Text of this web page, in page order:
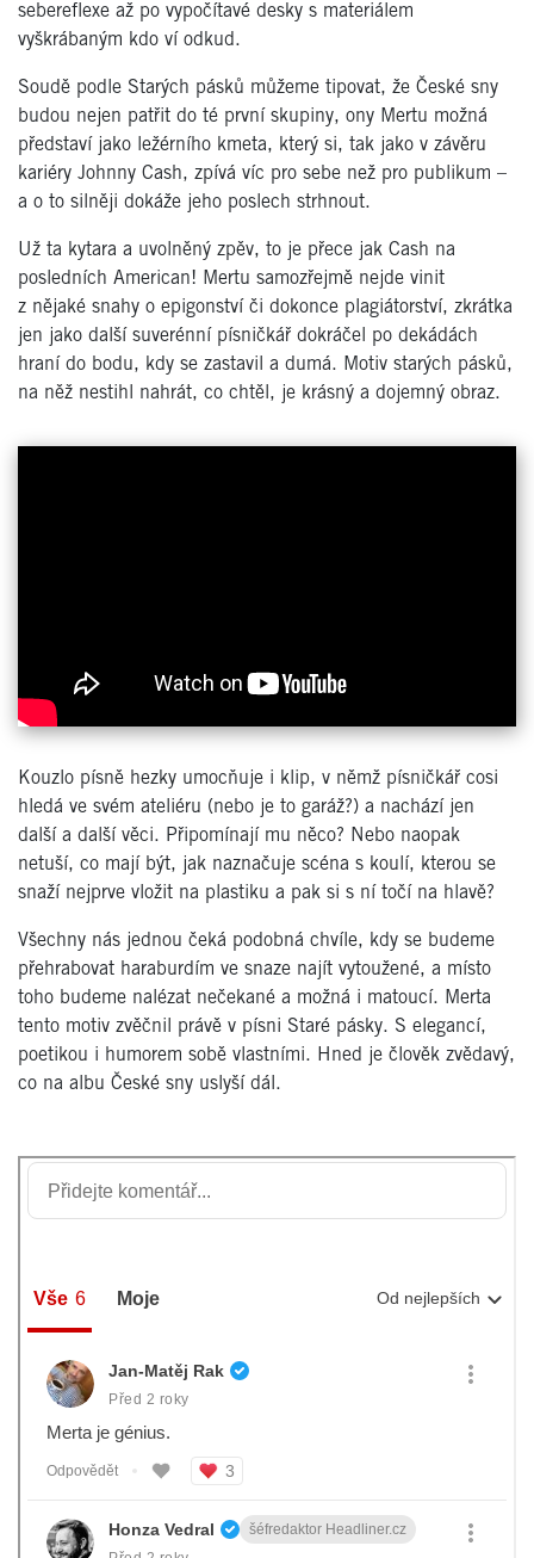
sebereflexe až po vypočítavé desky s materiálem
vyškrábaným kdo ví odkud.
Soudě podle Starých pásků můžeme tipovat, že České sny
budou nejen patřit do té první skupiny, ony Mertu možná
představí jako ležérního kmeta, který si, tak jako v závěru
kariéry Johnny Cash, zpívá víc pro sebe než pro publikum –
a o to silněji dokáže jeho poslech strhnout.
Už ta kytara a uvolněný zpěv, to je přece jak Cash na
posledních American! Mertu samozřejmě nejde vinit
z nějaké snahy o epigonství či dokonce plagiátorství, zkrátka
jen jako další suverénní písničkář dokráčel po dekádách
hraní do bodu, kdy se zastavil a dumá. Motiv starých pásků,
na něž nestihl nahrát, co chtěl, je krásný a dojemný obraz.
Kouzlo písně hezky umocňuje i klip, v němž písničkář cosi
hledá ve svém ateliéru (nebo je to garáž?) a nachází jen
další a další věci. Připomínají mu něco? Nebo naopak
netuší, co mají být, jak naznačuje scéna s koulí, kterou se
snaží nejprve vložit na plastiku a pak si s ní točí na hlavě?
Všechny nás jednou čeká podobná chvíle, kdy se budeme
přehrabovat haraburdím ve snaze najít vytoužené, a místo
toho budeme nalézat nečekané a možná i matoucí. Merta
tento motiv zvěčnil právě v písni Staré pásky. S elegancí,
poetikou i humorem sobě vlastními. Hned je člověk zvědavý,
co na albu České sny uslyší dál.